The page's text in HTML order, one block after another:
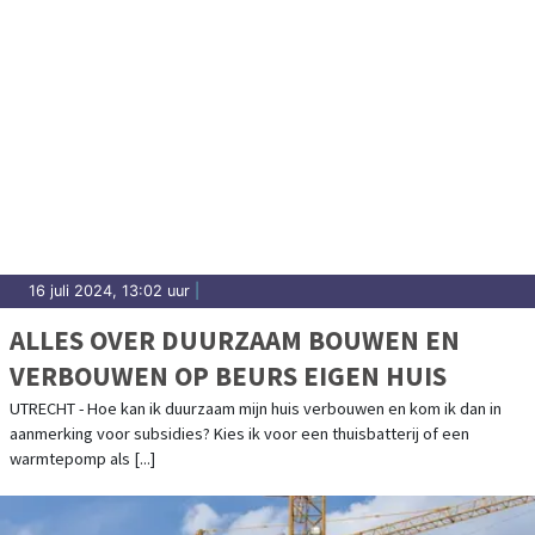
16 juli 2024, 13:02 uur
ALLES OVER DUURZAAM BOUWEN EN
VERBOUWEN OP BEURS EIGEN HUIS
UTRECHT - Hoe kan ik duurzaam mijn huis verbouwen en kom ik dan in
aanmerking voor subsidies? Kies ik voor een thuisbatterij of een
warmtepomp als [...]